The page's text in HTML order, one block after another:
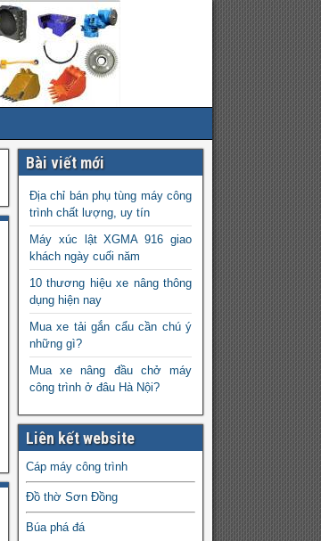
Bài viết mới
Địa chỉ bán phụ tùng máy công
trình chất lượng, uy tín
Máy xúc lật XGMA 916 giao
khách ngày cuối năm
10 thương hiệu xe nâng thông
dụng hiện nay
Mua xe tải gắn cẩu cần chú ý
những gì?
Mua xe nâng đầu chở máy
công trình ở đâu Hà Nội?
Liên kết website
Cáp máy công trình
Đồ thờ Sơn Đồng
Búa phá đá